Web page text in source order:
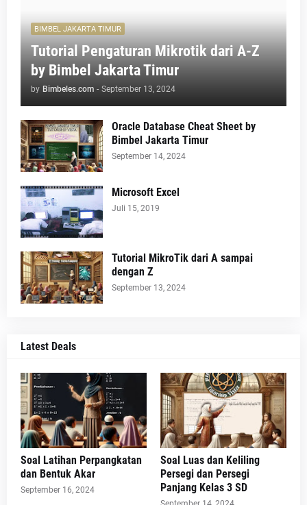
BIMBEL JAKARTA TIMUR
Tutorial Pengaturan Mikrotik dari A-Z
by Bimbel Jakarta Timur
by Bimbeles.com - September 13, 2024
Oracle Database Cheat Sheet by
Bimbel Jakarta Timur
September 14, 2024
Microsoft Excel
Juli 15, 2019
Tutorial MikroTik dari A sampai
dengan Z
September 13, 2024
Latest Deals
Soal Latihan Perpangkatan
dan Bentuk Akar
September 16, 2024
Soal Luas dan Keliling
Persegi dan Persegi
Panjang Kelas 3 SD